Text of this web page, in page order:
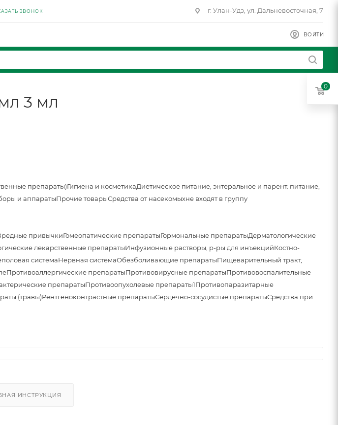
ЗВОНОК г. Улан-Удэ, ул. Дальневосточная, 7
ВОЙТИ
3 мл
препараты)Гигиена и косметикаДиетическое питание, энтеральное и парент. питание,
и аппаратыПрочие товарыСредства от насекомыхне входят в группу
привычкиГомеопатические препаратыГормональные препаратыДерматологические
лекарственные препаратыИнфузионные растворы, р-ры для инъекцийКостно-
системаНервная системаОбезболивающие препаратыПищеварительный тракт,
Противоаллергические препаратыПротивовирусные препаратыПротивовоспалительные
препаратыПротивоопухолевые препараты1Противопаразитарные
(травы)Рентгеноконтрастные препаратыСердечно-сосудистые препаратыСредства при
ИНСТРУКЦИЯ
0